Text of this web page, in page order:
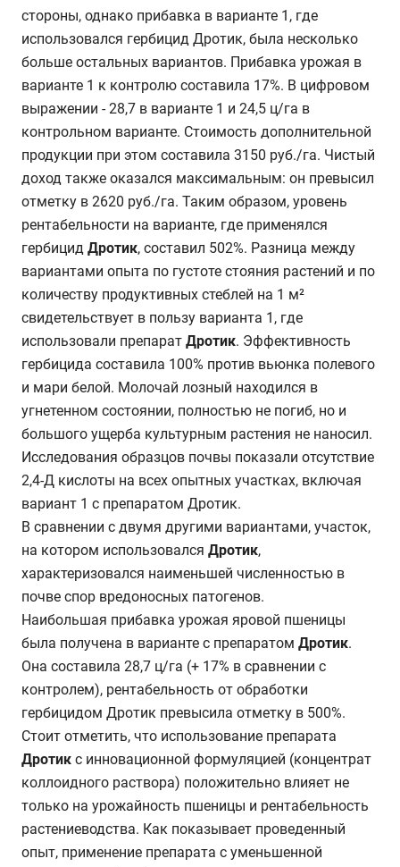
стороны, однако прибавка в варианте 1, где
использовался гербицид Дротик, была несколько
больше остальных вариантов. Прибавка урожая в
варианте 1 к контролю составила 17%. В цифровом
выражении - 28,7 в варианте 1 и 24,5 ц/га в
контрольном варианте. Стоимость дополнительной
продукции при этом составила 3150 руб./га. Чистый
доход также оказался максимальным: он превысил
отметку в 2620 руб./га. Таким образом, уровень
рентабельности на варианте, где применялся
гербицид Дротик, составил 502%. Разница между
вариантами опыта по густоте стояния растений и по
количеству продуктивных стеблей на 1 м²
свидетельствует в пользу варианта 1, где
использовали препарат Дротик. Эффективность
гербицида составила 100% против вьюнка полевого
и мари белой. Молочай лозный находился в
угнетенном состоянии, полностью не погиб, но и
большого ущерба культурным растения не наносил.
Исследования образцов почвы показали отсутствие
2,4-Д кислоты на всех опытных участках, включая
вариант 1 с препаратом Дротик.
В сравнении с двумя другими вариантами, участок,
на котором использовался Дротик,
характеризовался наименьшей численностью в
почве спор вредоносных патогенов.
Наибольшая прибавка урожая яровой пшеницы
была получена в варианте с препаратом Дротик.
Она составила 28,7 ц/га (+ 17% в сравнении с
контролем), рентабельность от обработки
гербицидом Дротик превысила отметку в 500%.
Стоит отметить, что использование препарата
Дротик с инновационной формуляцией (концентрат
коллоидного раствора) положительно влияет не
только на урожайность пшеницы и рентабельность
растениеводства. Как показывает проведенный
опыт, применение препарата с уменьшенной